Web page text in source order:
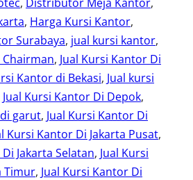
, Harga Kursi Kantor
Surabaya, jual kursi kantor
Chairman, Jual Kursi Kantor Di
Kantor di Bekasi, Jual kursi
Jual Kursi Kantor Di Depok
garut, Jual Kursi Kantor Di
Kursi Kantor Di Jakarta Pusat
Jakarta Selatan, Jual Kursi
Timur, Jual Kursi Kantor Di